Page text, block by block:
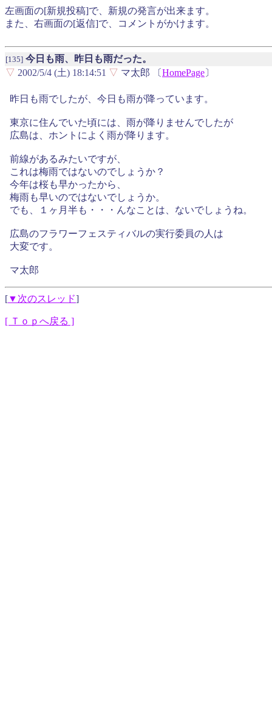
左画面の[新規投稿]で、新規の発言が出来ます。
また、右画面の[返信]で、コメントがかけます。
[135] 今日も雨、昨日も雨だった。
▽ 2002/5/4 (土) 18:14:51 ▽ マ太郎 〔HomePage〕
昨日も雨でしたが、今日も雨が降っています。
東京に住んでいた頃には、雨が降りませんでしたが
広島は、ホントによく雨が降ります。
前線があるみたいですが、
これは梅雨ではないのでしょうか？
今年は桜も早かったから、
梅雨も早いのではないでしょうか。
でも、１ヶ月半も・・・んなことは、ないでしょうね。
広島のフラワーフェスティバルの実行委員の人は
大変です。
マ太郎
[▼次のスレッド]
[ Ｔｏｐへ戻る ]